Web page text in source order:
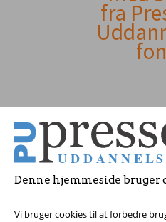
Denne hjemmeside bruger
Vi bruger cookies til at forbedre
fra